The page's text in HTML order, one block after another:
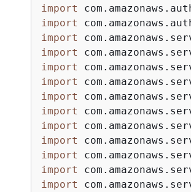
import
import
import
import
import
import
import
import
import
import
import
import
import